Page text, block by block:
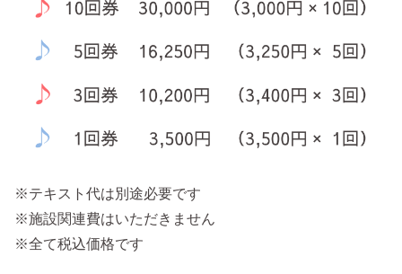
※テキスト代は別途必要です
※施設関連費はいただきません
※全て税込価格です